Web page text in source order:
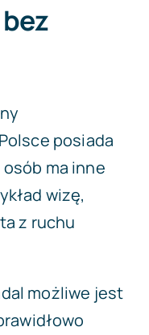
posiada
osób ma inne
wizę,
z ruchu
możliwe jest